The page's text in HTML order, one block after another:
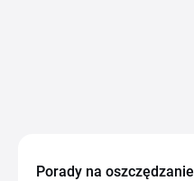
Porady na oszczędzanie